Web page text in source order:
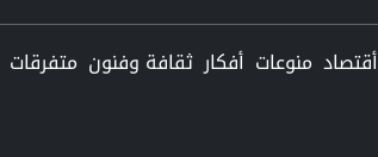
أقتصاد منوعات أفكار ثقافة وفنون متفرقات